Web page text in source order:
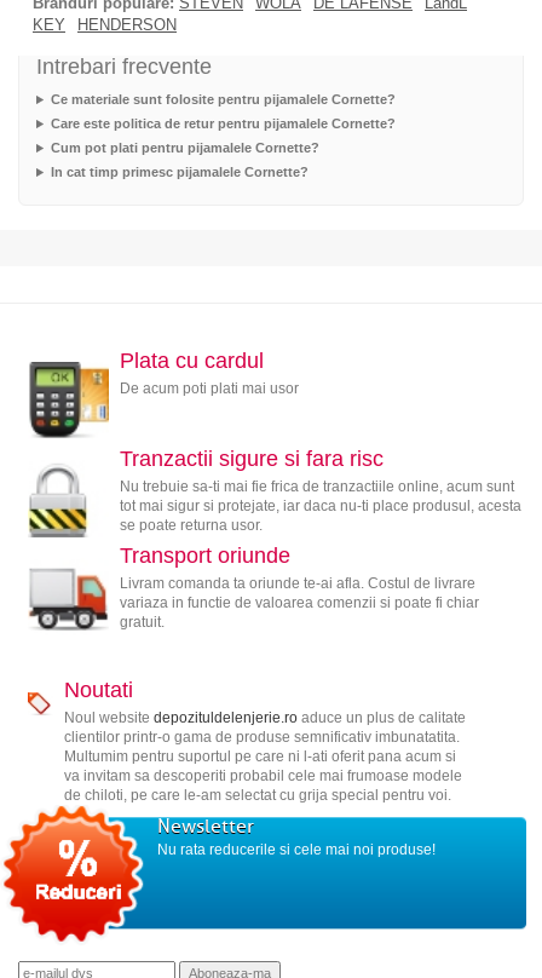
KEY
HENDERSON
Intrebari frecvente
Ce materiale sunt folosite pentru pijamalele Cornette?
Care este politica de retur pentru pijamalele Cornette?
Cum pot plati pentru pijamalele Cornette?
In cat timp primesc pijamalele Cornette?
Plata cu cardul
De acum poti plati mai usor
Tranzactii sigure si fara risc
Nu trebuie sa-ti mai fie frica de tranzactiile online, acum sunt
tot mai sigur si protejate, iar daca nu-ti place produsul, acesta
se poate returna usor.
Transport oriunde
Livram comanda ta oriunde te-ai afla. Costul de livrare
variaza in functie de valoarea comenzii si poate fi chiar
gratuit.
Noutati
Noul website depozituldelenjerie.roaduce un plus de calitate
clientilor printr-o gama de produse semnificativ imbunatatita.
Multumim pentru suportul pe care ni l-ati oferit pana acum si
va invitam sa descoperiti probabil cele mai frumoase modele
de chiloti, pe care le-am selectat cu grija special pentru voi.
Newsletter
Nu rata reducerile si cele mai noi produse!